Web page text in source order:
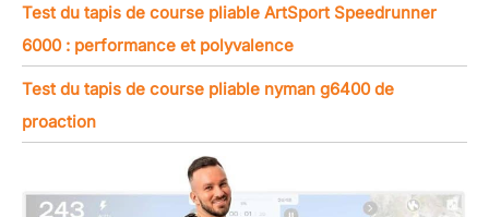
Test du tapis de course pliable ArtSport Speedrunner
6000 : performance et polyvalence
Test du tapis de course pliable nyman g6400 de
proaction